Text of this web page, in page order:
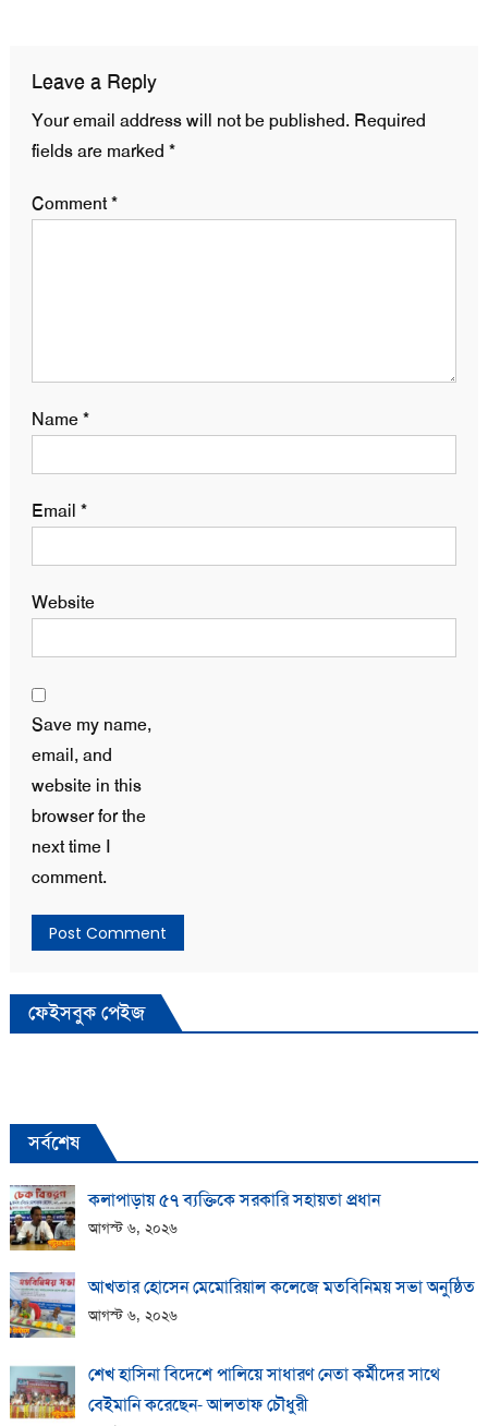
Leave a Reply
Your email address will not be published. Required
fields are marked *
Comment*
Name*
Email *
Website
Save my name,
email, and
website in this
browser for the
next time I
comment.
ফেইসবুক পেইজ
সর্বশেষ
কলাপাড়ায় ​৫৭ ব্যক্তিকে সরকারি সহায়তা প্রধান
আগস্ট ৬, ২০২৬
আখতার হোসেন মেমোরিয়াল কলেজে মতবিনিময় সভা অনুষ্ঠিত
আগস্ট ৬, ২০২৬
শেখ হাসিনা বিদেশে পালিয়ে সাধারণ নেতা কর্মীদের সাথে
বেইমানি করেছেন- আলতাফ চৌধুরী